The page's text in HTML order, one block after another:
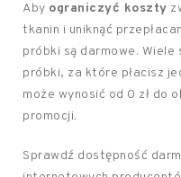
Aby ograniczyć koszty
tkanin i uniknąć
próbki są darmowe.
próbki, za które płacisz
może wynosić od 0 zł do
promocji.
Sprawdź dostępność